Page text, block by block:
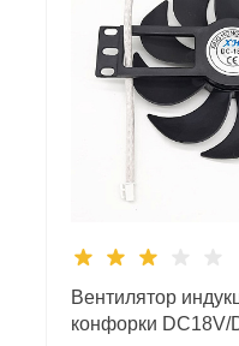
Вентилятор
конфорки DC18V/